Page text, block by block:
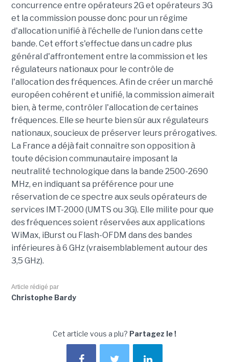
concurrence entre opérateurs 2G et opérateurs 3G
et la commission pousse donc pour un régime
d'allocation unifié à l'échelle de l'union dans cette
bande. Cet effort s'effectue dans un cadre plus
général d'affrontement entre la commission et les
régulateurs nationaux pour le contrôle de
l'allocation des fréquences. Afin de créer un marché
européen cohérent et unifié, la commission aimerait
bien, à terme, contrôler l'allocation de certaines
fréquences. Elle se heurte bien sûr aux régulateurs
nationaux, soucieux de préserver leurs prérogatives.
La France a déjà fait connaître son opposition à
toute décision communautaire imposant la
neutralité technologique dans la bande 2500-2690
MHz, en indiquant sa préférence pour une
réservation de ce spectre aux seuls opérateurs de
services IMT-2000 (UMTS ou 3G). Elle milite pour que
des fréquences soient réservées aux applications
WiMax, iBurst ou Flash-OFDM dans des bandes
inférieures à 6 GHz (vraisemblablement autour des
3,5 GHz).
Article rédigé par
Christophe Bardy
Cet article vous a plu? Partagez le !